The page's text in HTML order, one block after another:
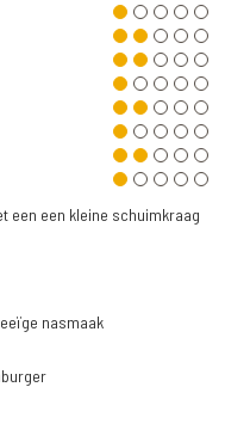
een een kleine schuimkraag
nasmaak